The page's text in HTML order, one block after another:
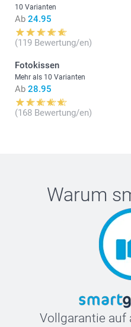
10 Varianten
Ab 24.95
(119 Bewertung/en)
Fotokissen
Mehr als 10 Varianten
Ab 28.95
(168 Bewertung/en)
Warum
Vollgarantie auf